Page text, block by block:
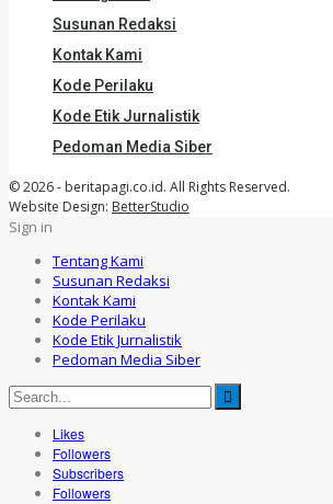
Susunan Redaksi
Kontak Kami
Kode Perilaku
Kode Etik Jurnalistik
Pedoman Media Siber
© 2026 - beritapagi.co.id. All Rights Reserved.
Website Design: BetterStudio
Sign in
Tentang Kami
Susunan Redaksi
Kontak Kami
Kode Perilaku
Kode Etik Jurnalistik
Pedoman Media Siber
Likes
Followers
Subscribers
Followers